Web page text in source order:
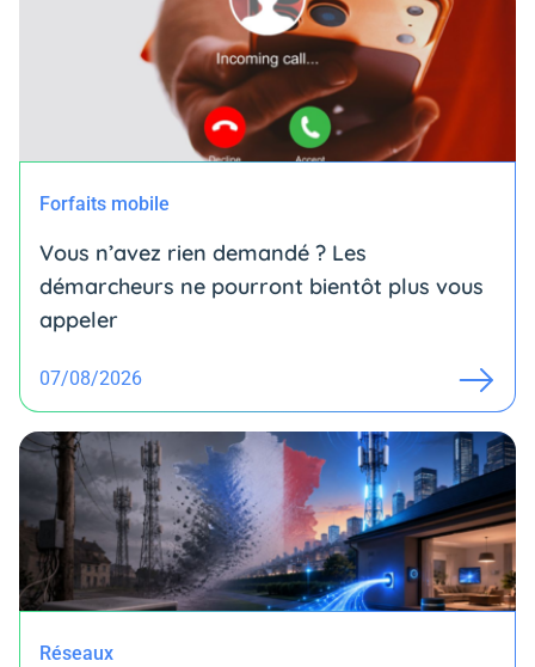
Forfaits mobile
Vous n’avez rien demandé ? Les
démarcheurs ne pourront bientôt plus vous
appeler
07/08/2026
Réseaux